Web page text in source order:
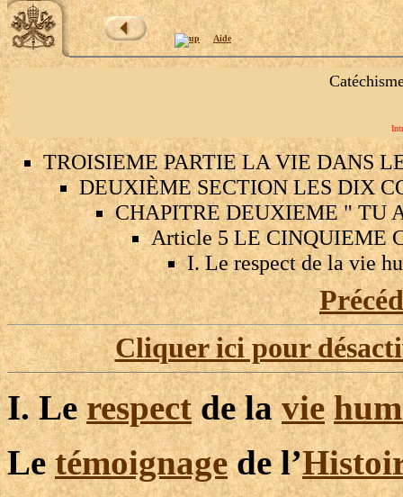
Aide
TROISIEME PARTIE LA VIE DANS
DEUXIÈME SECTION LES DIX
CHAPITRE DEUXIEME " TU
Article 5 LE CINQUIEME
I. Le respect de la vie
Cliquer ici pour
I. Lerespect de lavie
Letémoignagede l’